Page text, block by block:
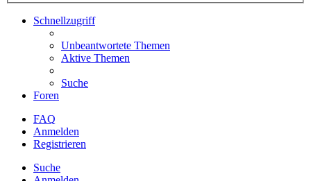
Schnellzugriff
Unbeantwortete Themen
Aktive Themen
Suche
Foren
FAQ
Anmelden
Registrieren
Suche